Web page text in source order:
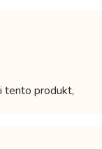
tento produkt,